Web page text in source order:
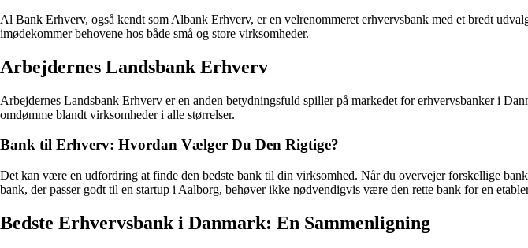
Al Bank Erhverv, også kendt som Albank Erhverv, er en velrenommeret erhvervsbank med et bredt
imødekommer behovene hos både små og store virksomheder.
Arbejdernes Landsbank Erhverv
Arbejdernes Landsbank Erhverv er en anden betydningsfuld spiller på markedet for erhvervsbanker i
omdømme blandt virksomheder i alle størrelser.
Bank til Erhverv: Hvordan Vælger Du Den Rigtige?
Det kan være en udfordring at finde den bedste bank til din virksomhed. Når du overvejer forskellige
bank, der passer godt til en startup i Aalborg, behøver ikke nødvendigvis være den rette bank for en
Bedste Erhvervsbank i Danmark: En Sammenligning